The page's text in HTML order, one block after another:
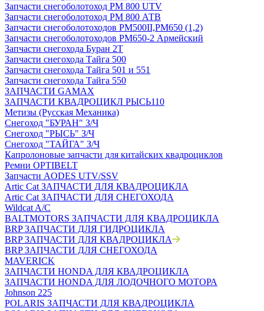
Запчасти снегоболотоход РМ 800 UTV
Запчасти снегоболотоход РМ 800 АТВ
Запчасти снегоболотоходов РМ500II,РМ650 (1,2)
Запчасти снегоболотоходов РМ650-2 Армейский
Запчасти снегохода Буран 2Т
Запчасти снегохода Тайга 500
Запчасти снегохода Тайга 501 и 551
Запчасти снегохода Тайга 550
ЗАПЧАСТИ GAMAX
ЗАПЧАСТИ КВАДРОЦИКЛ РЫСЬ110
Метизы (Русская Механика)
Снегоход "БУРАН" З/Ч
Снегоход "РЫСЬ" З/Ч
Снегоход "ТАЙГА" З/Ч
Капролоновые запчасти для китайских квадроциклов
Ремни OPTIBELT
Запчасти AODES UTV/SSV
Artic Cat ЗАПЧАСТИ ДЛЯ КВАДРОЦИКЛА
Artic Cat ЗАПЧАСТИ ДЛЯ СНЕГОХОДА
Wildcat A/C
BALTMOTORS ЗАПЧАСТИ ДЛЯ КВАДРОЦИКЛА
BRP ЗАПЧАСТИ ДЛЯ ГИДРОЦИКЛА
BRP ЗАПЧАСТИ ДЛЯ КВАДРОЦИКЛА
BRP ЗАПЧАСТИ ДЛЯ СНЕГОХОДА
MAVERICK
ЗАПЧАСТИ HONDA ДЛЯ КВАДРОЦИКЛА
ЗАПЧАСТИ HONDA ДЛЯ ЛОДОЧНОГО МОТОРА
Johnson 225
POLARIS ЗАПЧАСТИ ДЛЯ КВАДРОЦИКЛА